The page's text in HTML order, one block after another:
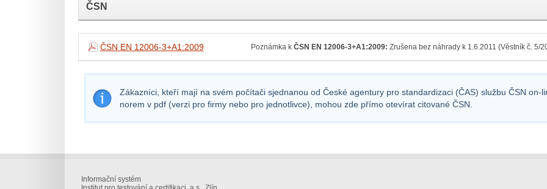
ČSN
ČSN EN 12006-3+A1:2009 Poznámka k ČSN EN 12006-3+A1:2009: Zrušena bez náhrady k 1.6.2011 (Věstník č. 5/
Zákazníci, kteří mají na svém počítači sjednanou od České agentury pro standardizaci (ČAS) službu ČSN on-
norem v pdf (verzi pro firmy nebo pro jednotlivce), mohou zde přímo otevírat citované ČSN.
Informační systém